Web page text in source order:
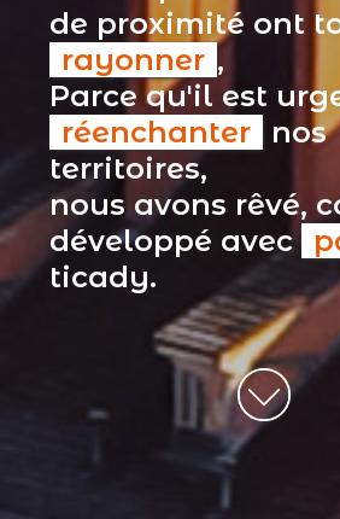
de proximité ont
rayonner ,
Parce qu'il est
réenchanter
nos
territoires,
nous avons rêvé,
développé avec
ticady.